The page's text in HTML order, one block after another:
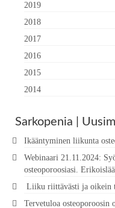
2019
2018
2017
2016
2015
2014
Sarkopenia |
Ikääntyminen liikunta
Webinaari 21.11.2024:
osteoporoosiasi.
Liiku riittävästi ja oikein
Tervetuloa